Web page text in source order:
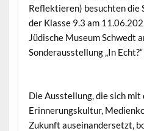
Reflektieren) besuchten die
der Klasse 9.3 am
Jüdische Museum Schwedt
Sonderausstellung „In
Die Ausstellung, die sich mit
Erinnerungskultur,
Zukunft auseinandersetzt,